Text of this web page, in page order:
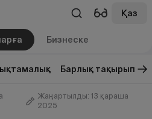
Қаз
Бизнеске
Барлық тақырып
Жаңартылды: 13 қараша
2025